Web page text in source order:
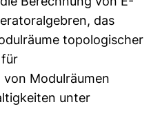
das
topologischer
Modulräumen
unter